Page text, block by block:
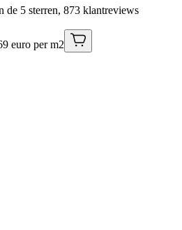
de 5 sterren, 873 klantreviews
euro per m2